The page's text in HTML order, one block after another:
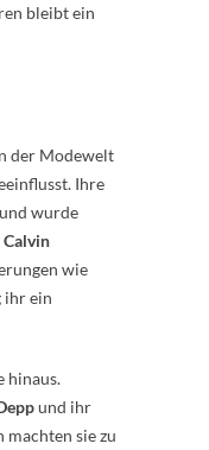
bleibt ein
der Modewelt
Ihre
wurde
Calvin
wie
ihr ein
hinaus.
und ihr
machten sie zu